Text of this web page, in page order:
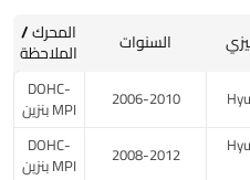
السنوات المحرك /
الملاحظة
2006-2010
DOHC-
MPI بنزين
2008-2012
DOHC-
MPI بنزين